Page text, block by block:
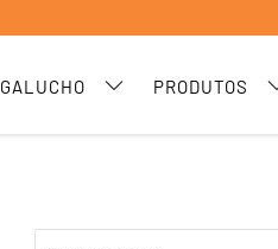
GALUCHO PRODUTOS